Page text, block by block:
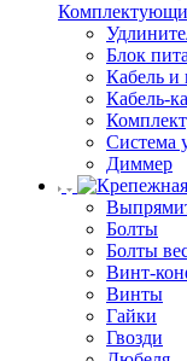
Блок
Кабель и
Кабель-
Система
Диммер
Болты
Болты
Винт-
Винты
Гайки
Гвозди